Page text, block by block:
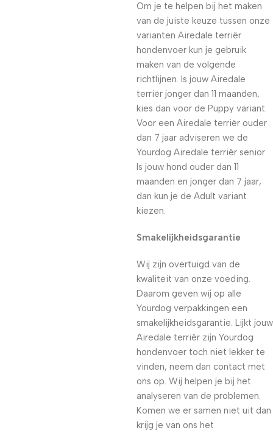
Om je te helpen bij het maken
van de juiste keuze tussen onze
varianten Airedale terriër
hondenvoer kun je gebruik
maken van de volgende
richtlijnen. Is jouw Airedale
terriër jonger dan 11 maanden,
kies dan voor de Puppy variant.
Voor een Airedale terriër ouder
dan 7 jaar adviseren we de
Yourdog Airedale terriër senior.
Is jouw hond ouder dan 11
maanden en jonger dan 7 jaar,
dan kun je de Adult variant
kiezen.
Smakelijkheidsgarantie
Wij zijn overtuigd van de
kwaliteit van onze voeding.
Daarom geven wij op alle
Yourdog verpakkingen een
smakelijkheidsgarantie. Lijkt jouw
Airedale terriër zijn Yourdog
hondenvoer toch niet lekker te
vinden, neem dan contact met
ons op. Wij helpen je bij het
analyseren van de problemen.
Komen we er samen niet uit dan
krijg je van ons het